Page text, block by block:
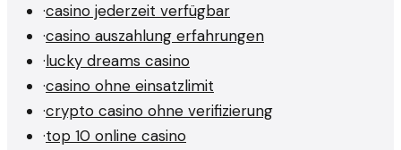
·casino jederzeit verfügbar
·casino auszahlung erfahrungen
·lucky dreams casino
·casino ohne einsatzlimit
·crypto casino ohne verifizierung
·top 10 online casino